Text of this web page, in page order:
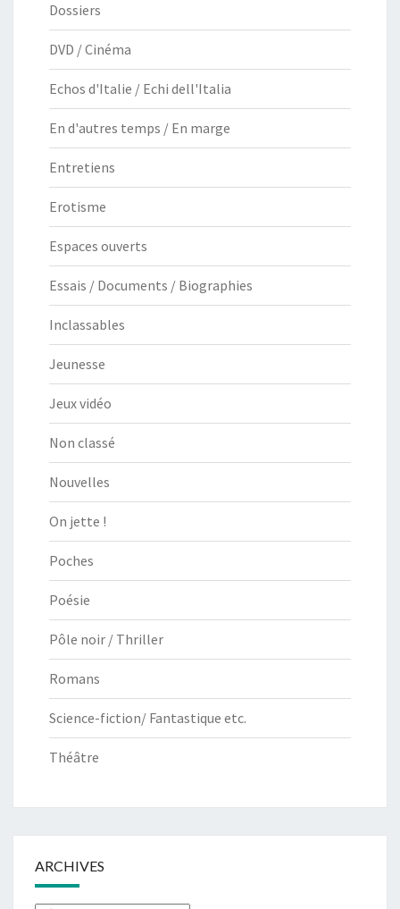
Dossiers
DVD / Cinéma
Echos d'Italie / Echi dell'Italia
En d'autres temps / En marge
Entretiens
Erotisme
Espaces ouverts
Essais / Documents / Biographies
Inclassables
Jeunesse
Jeux vidéo
Non classé
Nouvelles
On jette !
Poches
Poésie
Pôle noir / Thriller
Romans
Science-fiction/ Fantastique etc.
Théâtre
ARCHIVES